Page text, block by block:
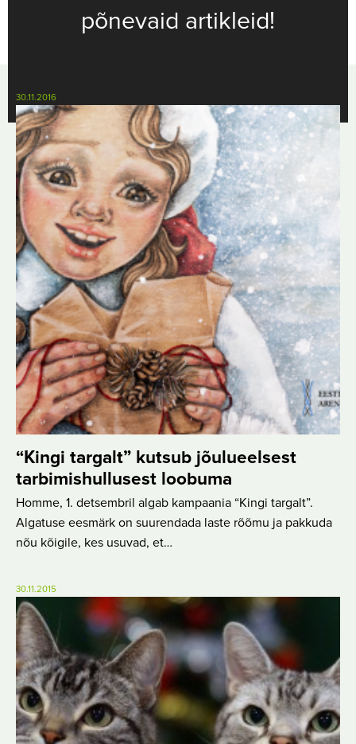
põnevaid artikleid!
30.11.2016
“Kingi targalt” kutsub jõulueelsest
tarbimishullusest loobuma
Homme, 1. detsembril algab kampaania “Kingi targalt”.
Algatuse eesmärk on suurendada laste rõõmu ja pakkuda
nõu kõigile, kes usuvad, et…
30.11.2015